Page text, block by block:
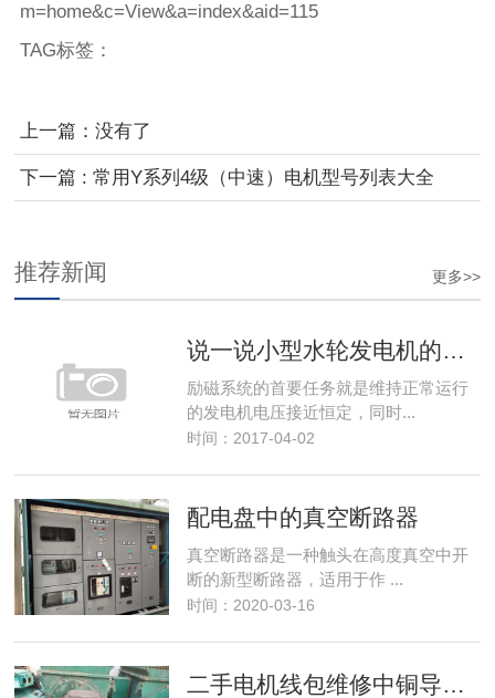
m=home&c=View&a=index&aid=115
TAG标签 ：
上一篇：没有了
下一篇 : 常用Y系列4级（中速）电机型号列表大全
更多>>
推荐新闻
励磁系统的首要任务就是维持正常运行
的发电机电压接近恒定，同时...
时间：2017-04-02
配电盘中的真空断路器
真空断路器是一种触头在高度真空中开
断的新型断路器，适用于作 ...
时间：2020-03-16